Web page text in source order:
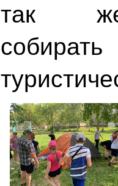
так